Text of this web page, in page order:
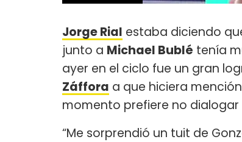
Jorge Rial estaba diciendo
junto a Michael Bublé tenía
ayer en el ciclo fue un gran
Záffora a que hiciera
momento prefiere no dialogar
“Me sorprendió un tuit de